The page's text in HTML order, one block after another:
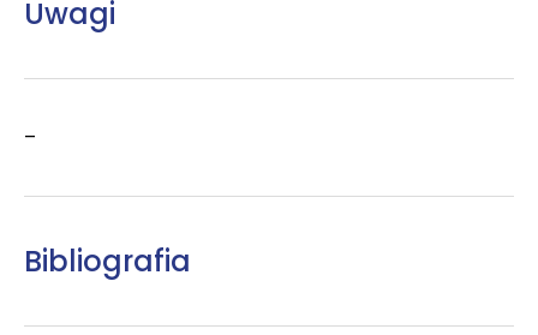
Uwagi
–
Bibliografia